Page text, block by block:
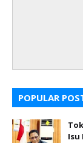
POPULAR
Isu